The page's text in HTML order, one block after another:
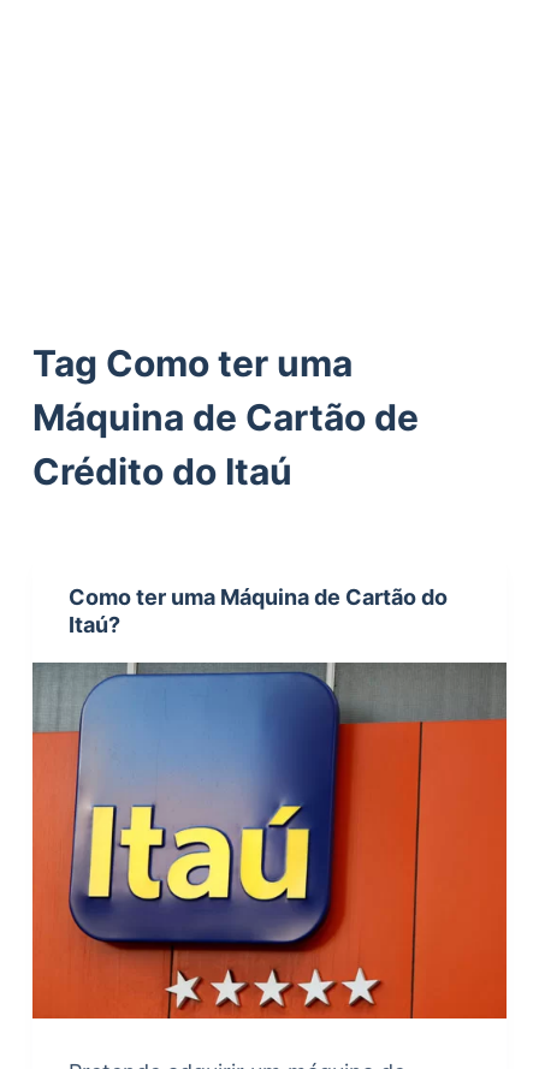
Tag Como ter uma
Máquina de Cartão de
Crédito do Itaú
Como ter uma Máquina de Cartão do
Itaú?